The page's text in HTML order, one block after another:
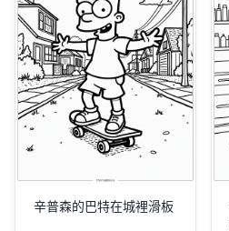
辛普森的巴特在城裡滑板